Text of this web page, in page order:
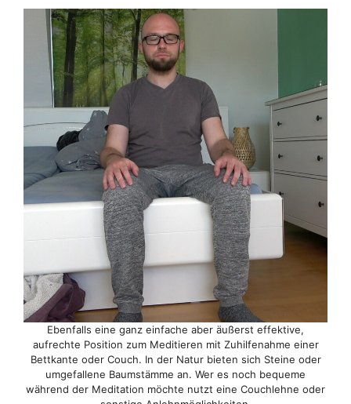
Ebenfalls eine ganz einfache aber äußerst effektive,
aufrechte Position zum Meditieren mit Zuhilfenahme einer
Bettkante oder Couch. In der Natur bieten sich Steine oder
umgefallene Baumstämme an. Wer es noch bequeme
während der Meditation möchte nutzt eine Couchlehne oder